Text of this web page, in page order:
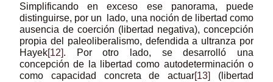
Simplificando en exceso ese panorama, puede
distinguirse, por un lado, una noción de libertad como
ausencia de coerción (libertad negativa), concepción
propia del paleoliberalismo, defendida a ultranza por
Hayek[12]. Por otro lado, se desarrolló una
concepción de la libertad como autodeterminación o
como capacidad concreta de actuar[13]
(libertad